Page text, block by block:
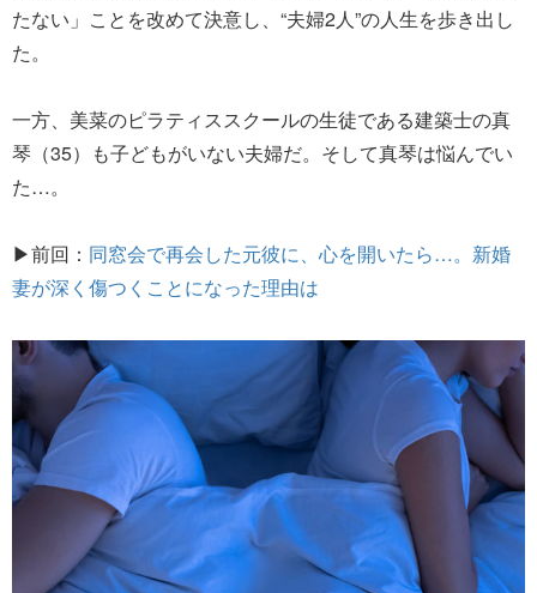
たない」ことを改めて決意し、“夫婦2人”の人生を歩き出し
た。
一方、美菜のピラティススクールの生徒である建築士の真
琴（35）も子どもがいない夫婦だ。そして真琴は悩んでい
た…。
▶前回： 同窓会で再会した元彼に、心を開いたら…。新婚
妻が深く傷つくことになった理由は